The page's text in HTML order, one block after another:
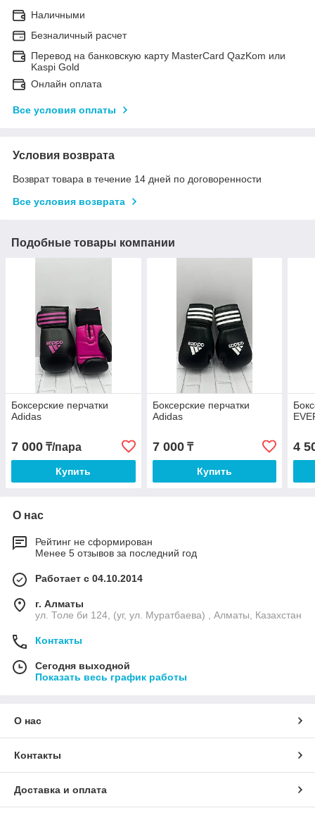
Наличными
Безналичный расчет
Перевод на банковскую карту MasterCard QazKom или
Kaspi Gold
Онлайн оплата
Все условия оплаты
Условия возврата
Возврат товара в течение 14 дней по договоренности
Все условия возврата
Подобные товары компании
Боксерские перчатки
Adidas
7 000 ₸/пара
Купить
Боксерские перчатки
Adidas
7 000₸
Купить
4
О нас
Рейтинг не сформирован
Менее 5 отзывов за последний год
Работает с 04.10.2014
г. Алматы
ул. Толе би 124, (уг, ул. Муратбаева) , Алматы, Казахстан
Контакты
Сегодня выходной
Показать весь график работы
О нас
Контакты
Доставка и оплата